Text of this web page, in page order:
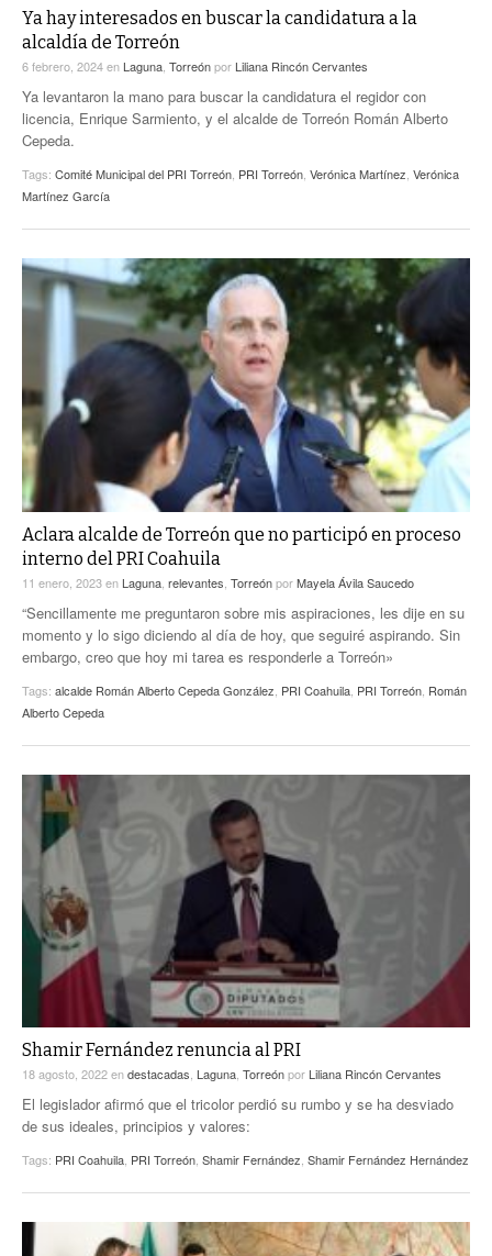
Ya hay interesados en buscar la candidatura a la
alcaldía de Torreón
6 febrero, 2024en Laguna Torreónpor Liliana Rincón Cervantes
Ya levantaron la mano para buscar la candidatura el regidor con
licencia, Enrique Sarmiento, y el alcalde de Torreón Román Alberto
Cepeda.
Tags: Comité Municipal del PRI Torreón PRI Torreón Verónica Martínez Verónica
Martínez García
Aclara alcalde de Torreón que no participó en proceso
interno del PRI Coahuila
11 enero, 2023en Laguna relevantes TorreónporMayela Ávila Saucedo
“Sencillamente me preguntaron sobre mis aspiraciones, les dije en su
momento y lo sigo diciendo al día de hoy, que seguiré aspirando. Sin
embargo, creo que hoy mi tarea es responderle a Torreón»
Tags: alcalde Román Alberto Cepeda González PRI Coahuila PRI Torreón Román
Alberto Cepeda
Shamir Fernández renuncia al PRI
18 agosto, 2022endestacadas, Laguna, Torreónpor Liliana Rincón Cervantes
El legislador afirmó que el tricolor perdió su rumbo y se ha desviado
de sus ideales, principios y valores:
Tags: PRI Coahuila, PRI Torreón, Shamir Fernández, Shamir Fernández Hernández